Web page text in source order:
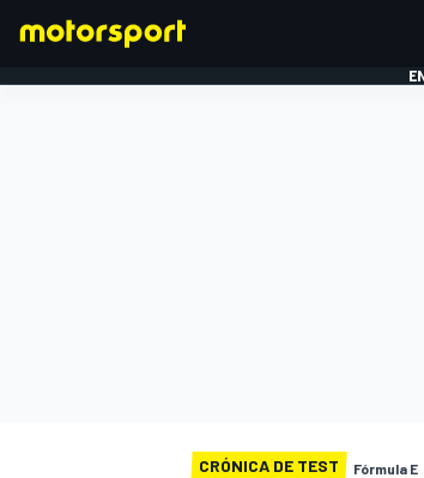
CRÓNICA DE TEST Fórmula E